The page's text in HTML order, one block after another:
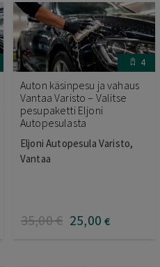
4
Auton käsinpesu ja vahaus
Vantaa Varisto – Valitse
pesupaketti Eljoni
Autopesulasta
Eljoni Autopesula Varisto,
Vantaa
35,00€ 25,00 €